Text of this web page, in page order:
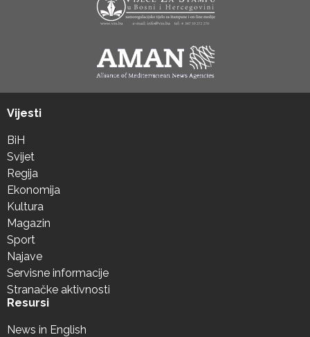
Vijesti
BiH
Svijet
Regija
Ekonomija
Kultura
Magazin
Sport
Najave
Servisne informacije
Stranačke aktivnosti
Resursi
News in English